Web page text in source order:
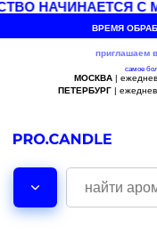
НАЧИНАЕТСЯ С
ВРЕМЯ
приглашаем
самое
МОСКВА|
ПЕТЕРБУРГ|